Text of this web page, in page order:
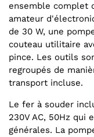
ensemble complet
amateur
de 30 W, une
couteau utilitaire
pince. Les outils
regroupés de
transport incluse.
Le fer à souder
230V AC, 50Hz qui
générales. La